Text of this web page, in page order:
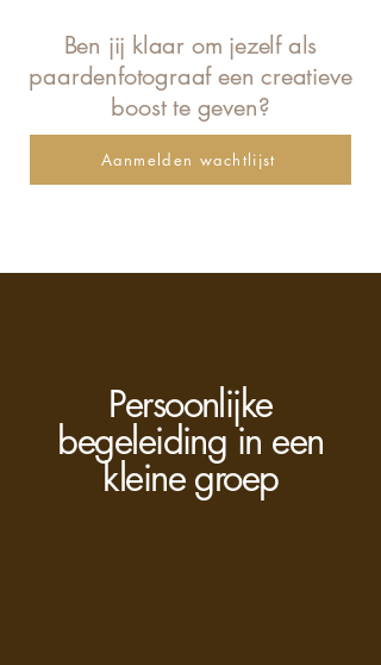
Ben jij klaar om jezelf als
paardenfotograaf een creatieve
boost te geven?
Aanmelden wachtlijst
Persoonlijke
begeleiding in een
kleine groep